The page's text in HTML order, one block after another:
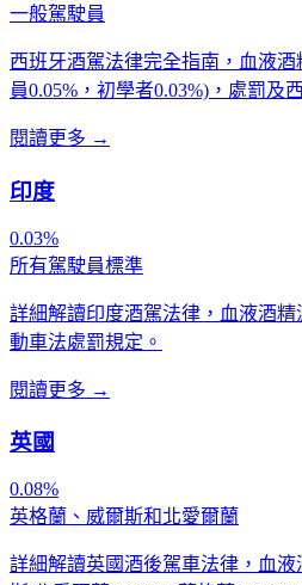
一般駕駛員
西班牙酒駕法律完全指南，血液
員0.05%，初學者0.03%)，處罰及
閱讀更多 →
印度
0.03%
所有駕駛員標準
詳細解讀印度酒駕法律，血液酒精
動車法處罰規定。
閱讀更多 →
英國
0.08%
英格蘭、威爾斯和北愛爾蘭
詳細解讀英國酒後駕車法律，血